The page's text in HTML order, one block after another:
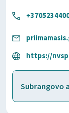
https://